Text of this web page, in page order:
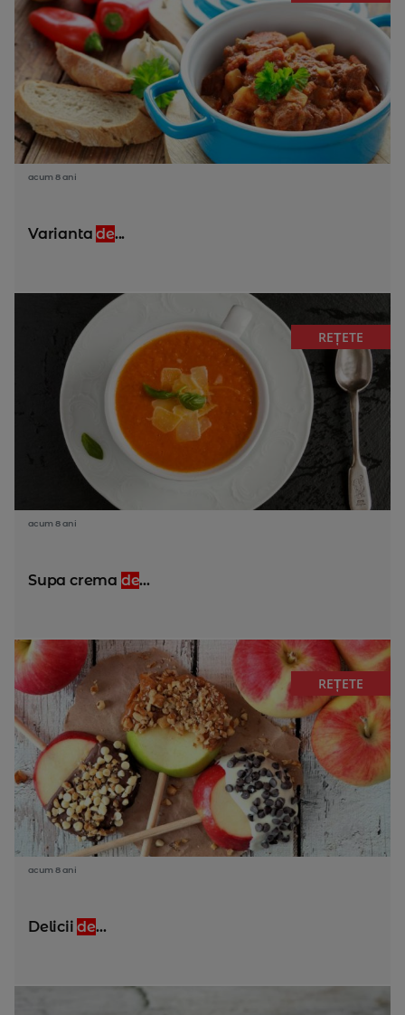
acum 8 ani
Variantade...
REȚETE
acum 8 ani
Supa crema de...
REȚETE
acum 8 ani
Deliciide...